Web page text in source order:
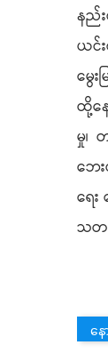
နည်း
ယင်
မွေ
ထို့န
မှု၊
ဘေ
ရေ
သတ
န